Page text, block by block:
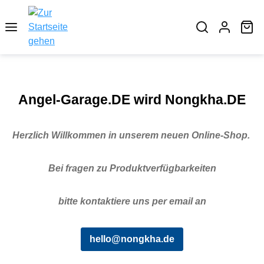
springen
Angel-Garage.DE wird Nongkha.DE
Herzlich Willkommen in unserem neuen Online-Shop.
Bei fragen zu Produktverfügbarkeiten
bitte kontaktiere uns per email an
hello@nongkha.de